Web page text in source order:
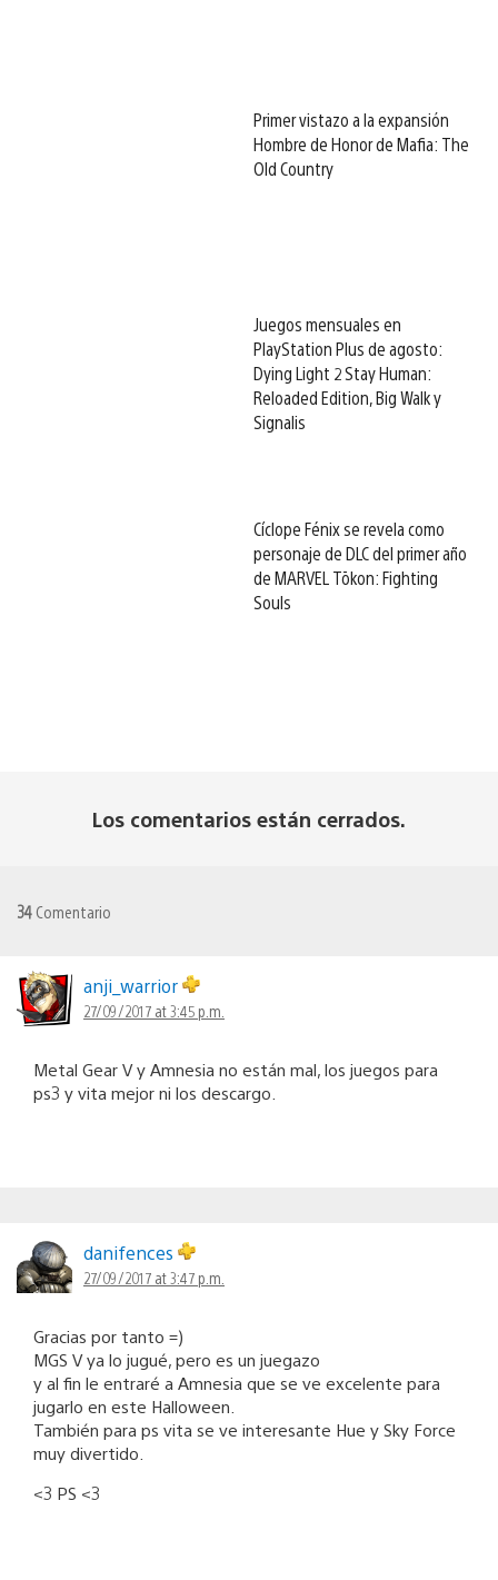
Primer vistazo a la expansión
Hombre de Honor de Mafia: The
Old Country
Juegos mensuales en
PlayStation Plus de agosto:
Dying Light 2 Stay Human:
Reloaded Edition, Big Walk y
Signalis
Cíclope Fénix se revela como
personaje de DLC del primer año
de MARVEL Tōkon: Fighting
Souls
Los comentarios están cerrados.
34 Comentario
anji_warrior
27/09/2017 at 3:45 p.m.
Metal Gear V y Amnesia no están mal, los juegos para
ps3 y vita mejor ni los descargo.
danifences
27/09/2017 at 3:47 p.m.
Gracias por tanto =)
MGS V ya lo jugué, pero es un juegazo
y al fin le entraré a Amnesia que se ve excelente para
jugarlo en este Halloween.
También para ps vita se ve interesante Hue y Sky Force
muy divertido.
<3 PS <3